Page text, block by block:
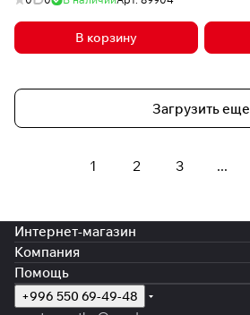
В корзину
Загрузить еще
1 2 3 ...
Интернет-магазин
Компания
Помощь
+996 550 69-49-48